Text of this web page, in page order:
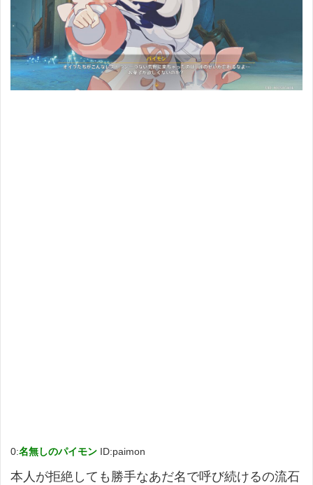
0:名無しのパイモン ID:paimon
本人が拒絶しても勝手なあだ名で呼び続けるの流石